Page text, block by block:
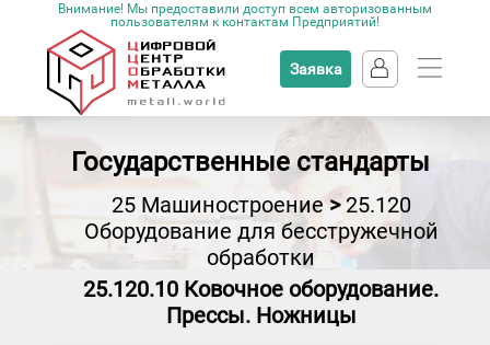
Внимание! Мы предоставили доступ всем авторизованным
пользователям к контактам Предприятий!
Заявка
Государственные стандарты
25 Машиностроение>25.120
Оборудование для бесстружечной
обработки
25.120.10 Ковочное оборудование.
Прессы. Ножницы